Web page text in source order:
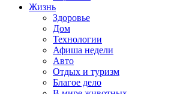
Жизнь
Здоровье
Дом
Технологии
Афиша недели
Авто
Отдых и туризм
Благое дело